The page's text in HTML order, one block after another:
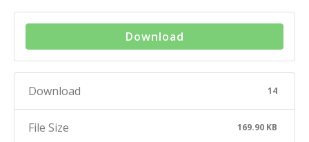
Download
Download 14
File Size 169.90 KB